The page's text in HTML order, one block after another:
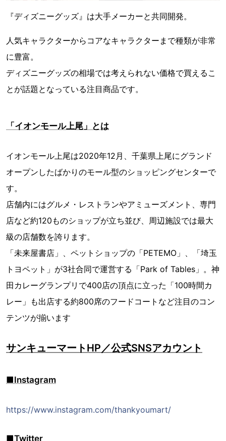
『ディズニーグッズ』は大手メーカーと共同開発。
人気キャラクターからコアなキャラクターまで種類が非常
に豊富。
ディズニーグッズの相場では考えられない価格で買えるこ
とが話題となっている注目商品です。
「イオンモール上尾」とは
イオンモール上尾は2020年12月、千葉県上尾にグランド
オープンしたばかりのモール型のショッピングセンターで
す。
店舗内にはグルメ・レストランやアミューズメント、専門
店など約120ものショップが立ち並び、周辺施設では最大
級の店舗数を誇ります。
「未来屋書店」、ペットショップの「PETEMO」、「埼玉
トヨペット」が3社合同で運営する「Park of Tables」。神
田カレーグランプリで400店の頂点に立った「100時間カ
レー」も出店する約800席のフードコートなど注目のコン
テンツが揃います
サンキューマートHP／公式SNSアカウント
■Instagram
https://www.instagram.com/thankyoumart/
■Twitter